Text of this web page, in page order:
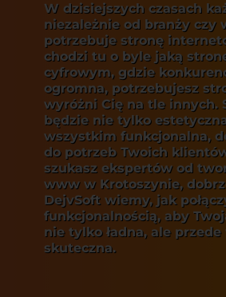
W dzisiejszych czasach
niezależnie od branży czy
potrzebuje stronę
chodzi tu o byle jaką
cyfrowym, gdzie
ogromna, potrzebujesz
wyróżni Cię na tle innych.
będzie nie tylko
wszystkim funkcjonalna,
do potrzeb Twoich
szukasz ekspertów od
www w Krotoszynie,
DejvSoft wiemy, jak
funkcjonalnością, aby
nie tylko ładna, ale
skuteczna.